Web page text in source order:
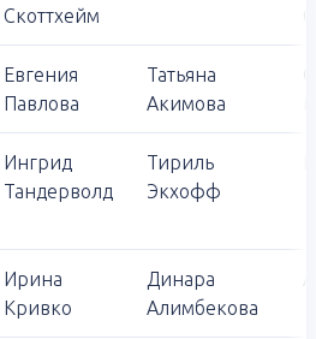
Скоттхейм
Евгения
Павлова
Татьяна
Акимова
Ингрид
Тандерволд
Тириль
Экхофф
Ирина
Кривко
Динара
Алимбекова